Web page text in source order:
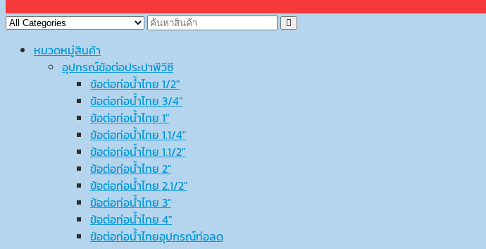
หมวดหมู่สินค้า
อุปกรณ์ข้อต่อประปาพีวีซี
ข้อต่อท่อน้ำไทย 1/2″
ข้อต่อท่อน้ำไทย 3/4″
ข้อต่อท่อน้ำไทย 1″
ข้อต่อท่อน้ำไทย 1.1/4″
ข้อต่อท่อน้ำไทย 1.1/2″
ข้อต่อท่อน้ำไทย 2″
ข้อต่อท่อน้ำไทย 2.1/2″
ข้อต่อท่อน้ำไทย 3″
ข้อต่อท่อน้ำไทย 4″
ข้อต่อท่อน้ำไทยอุปกรณ์ท่อลด